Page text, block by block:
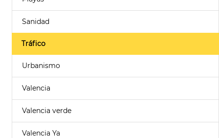
Sanidad
Tráfico
Urbanismo
Valencia
Valencia verde
Valencia Ya